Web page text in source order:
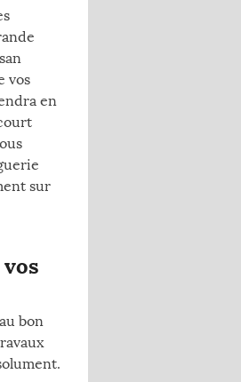
vos
en
sur
bon